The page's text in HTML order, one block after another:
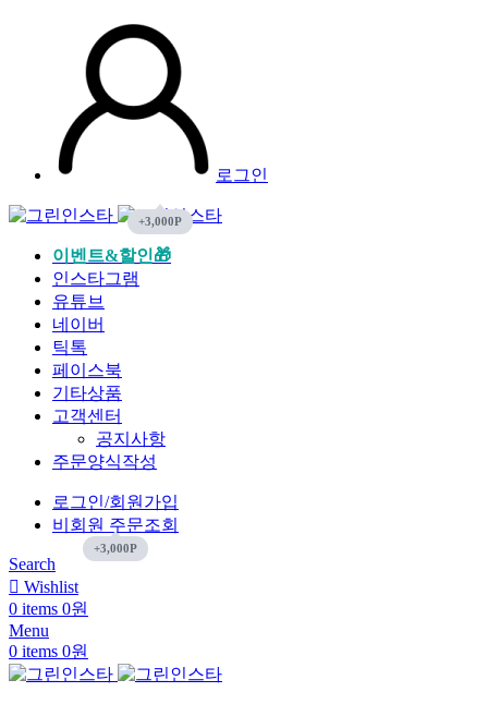
로그인
이벤트&할인🎁
인스타그램
유튜브
네이버
틱톡
페이스북
기타상품
고객센터
공지사항
주문양식작성
로그인/회원가입
비회원 주문조회
Search
Wishlist
0 items 0원
Menu
0 items 0원